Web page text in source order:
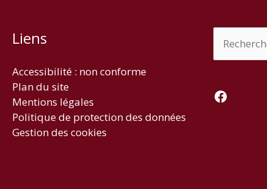
Liens
Accessibilité : non conforme
Plan du site
Mentions légales
Politique de protection des données
Gestion des cookies
Facebook